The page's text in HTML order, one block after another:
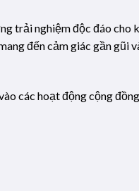
trải nghiệm độc đáo cho
đến cảm giác gần gũi
các hoạt động cộng